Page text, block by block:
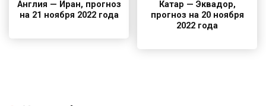
Англия — Иран, прогноз
на 21 ноября 2022 года
Катар — Эквадор,
прогноз на 20 ноября
2022 года